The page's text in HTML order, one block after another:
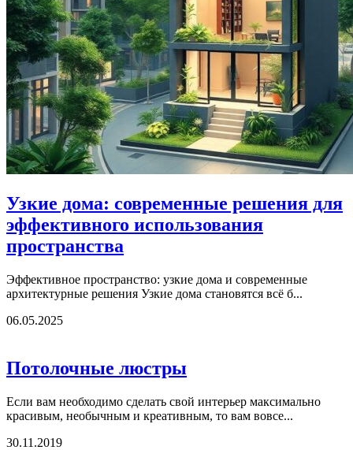
Узкие дома: современные решения для
эффективного использования
пространства
Эффективное пространство: узкие дома и современные
архитектурные решения Узкие дома становятся всё б...
06.05.2025
Потолочные люстры
Если вам необходимо сделать свой интерьер максимально
красивым, необычным и креативным, то вам вовсе...
30.11.2019